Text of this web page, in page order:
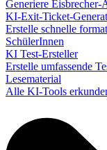
Generiere
KI-Exit-Ticket-
Erstelle schnelle
SchülerInnen
KI Test-Ersteller
Erstelle umfassende
Lesematerial
Alle KI-Tools